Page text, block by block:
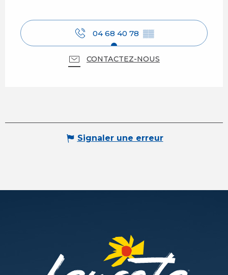
04 68 40 78 ▒▒
CONTACTEZ-NOUS
Signaler une erreur